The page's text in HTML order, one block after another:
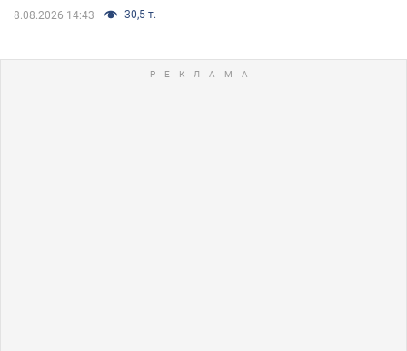
8.08.2026 14:43 30,5 т.